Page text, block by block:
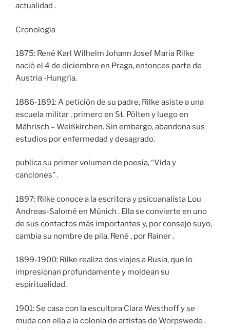
actualidad .
Cronología
1875: René Karl Wilhelm Johann Josef Maria Rilke
nació el 4 de diciembre en Praga, entonces parte de
Austria -Hungría.
1886-1891: A petición de su padre, Rilke asiste a una
escuela militar , primero en St. Pölten y luego en
Mährisch – Weißkirchen. Sin embargo, abandona sus
estudios por enfermedad y desagrado.
publica su primer volumen de poesía, “Vida y
canciones” .
1897: Rilke conoce a la escritora y psicoanalista Lou
Andreas-Salomé en Múnich . Ella se convierte en uno
de sus contactos más importantes y, por consejo suyo,
cambia su nombre de pila, René , por Rainer .
1899-1900: Rilke realiza dos viajes a Rusia, que lo
impresionan profundamente y moldean su
espiritualidad.
1901: Se casa con la escultora Clara Westhoff y se
muda con ella a la colonia de artistas de Worpswede .